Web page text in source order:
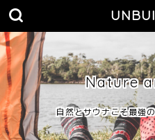
Nature
自然とサウナこそ最強